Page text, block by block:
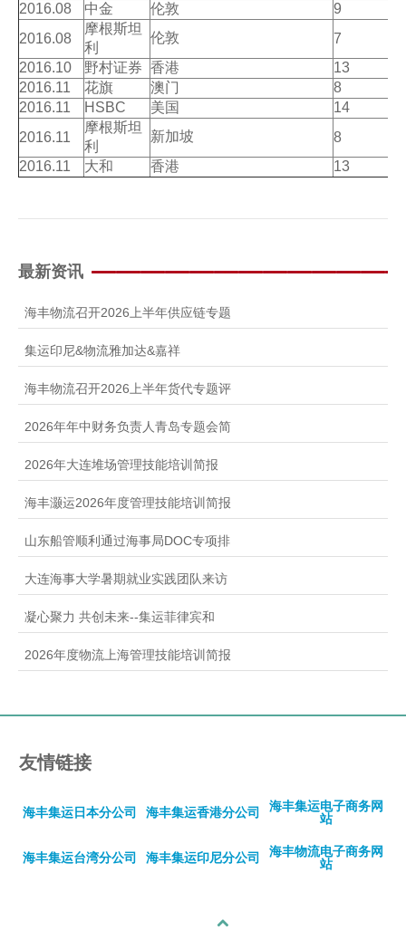
2016.08 中金 伦敦
9
2016.08
摩根斯坦
利
伦敦
7
2016.10
野村证券 香港
13
2016.11
花旗 澳门
8
2016.11
HSBC 美国
14
2016.11
摩根斯坦
利
新加坡
8
2016.11
大和 香港 13
最新资讯
海丰物流召开2026上半年供应链专题
集运印尼&物流雅加达&嘉祥
海丰物流召开2026上半年货代专题评
2026年年中财务负责人青岛专题会简
2026年大连堆场管理技能培训简报
海丰灏运2026年度管理技能培训简报
山东船管顺利通过海事局DOC专项排
大连海事大学暑期就业实践团队来访
凝心聚力 共创未来--集运菲律宾和
2026年度物流上海管理技能培训简报
友情链接
海丰集运日本分公司 海丰集运香港分公司
海丰集运电子商务网
站
海丰集运台湾分公司 海丰集运印尼分公司
海丰物流电子商务网
站